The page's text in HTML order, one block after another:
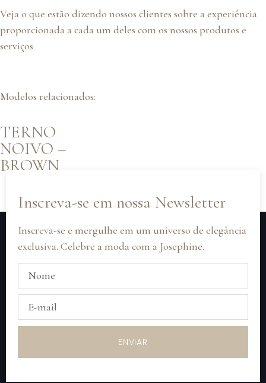
Veja o que estão dizendo nossos clientes sobre a experiência
proporcionada a cada um deles com os nossos produtos e
serviços
Modelos relacionados:
TERNO
NOIVO –
BROWN
Inscreva-se em nossa Newsletter
Inscreva-se e mergulhe em um universo de elegância
exclusiva. Celebre a moda com a Josephine.
ENVIAR